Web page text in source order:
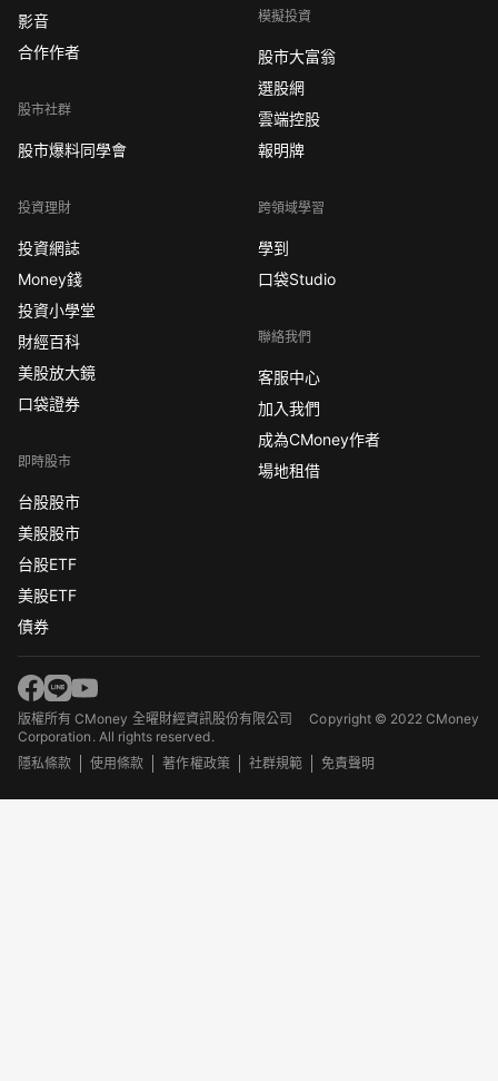
影音
合作作者
股市社群
股市爆料同學會
投資理財
投資網誌
Money錢
投資小學堂
財經百科
美股放大鏡
口袋證券
即時股市
台股股市
美股股市
台股ETF
美股ETF
債券
模擬投資
股市大富翁
選股網
雲端控股
報明牌
跨領域學習
學到
口袋Studio
聯絡我們
客服中心
加入我們
成為CMoney作者
場地租借
版權所有 CMoney 全曜財經資訊股份有限公司Copyright © 2022 CMoney
Corporation. All rights reserved.
隱私條款
使用條款 著作權政策 社群規範 免責聲明